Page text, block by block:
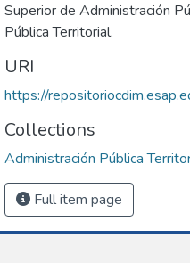
Superior de Administración
Pública Territorial.
URI
https://
Collections
Administración Pública
Full item page